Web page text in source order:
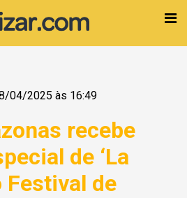
04/2025 às 16:49
recebe
de ‘La
Festival de